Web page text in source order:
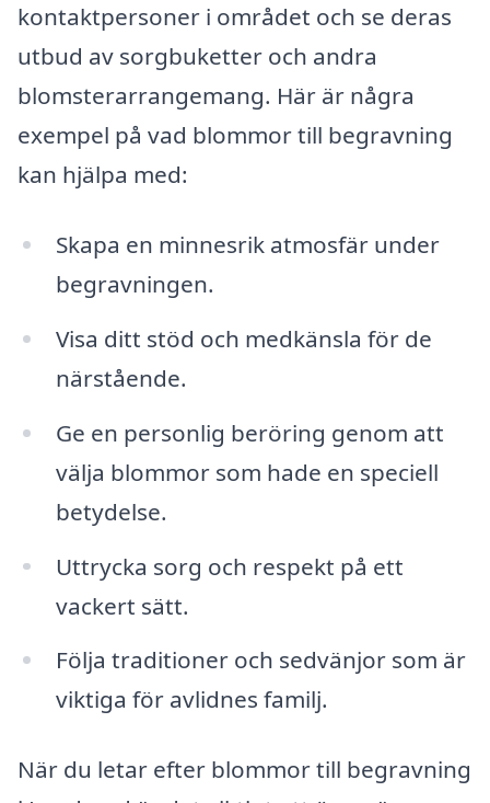
kontaktpersoner i området och se deras
utbud av sorgbuketter och andra
blomsterarrangemang. Här är några
exempel på vad blommor till begravning
kan hjälpa med:
Skapa en minnesrik atmosfär under
begravningen.
Visa ditt stöd och medkänsla för de
närstående.
Ge en personlig beröring genom att
välja blommor som hade en speciell
betydelse.
Uttrycka sorg och respekt på ett
vackert sätt.
Följa traditioner och sedvänjor som är
viktiga för avlidnes familj.
När du letar efter blommor till begravning